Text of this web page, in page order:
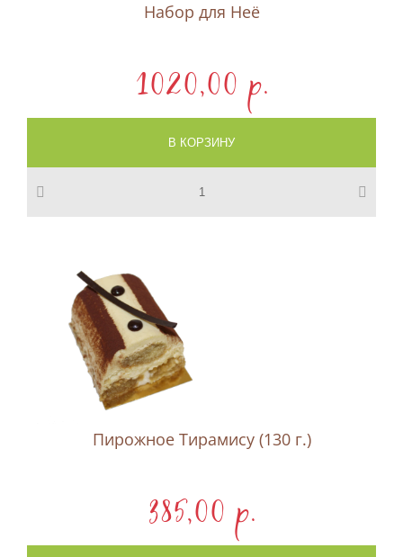
Набор для Неё
1020,00 p.
Пирожное Тирамису (130 г.)
385,00 p.